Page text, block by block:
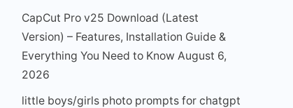
CapCut Pro v25 Download (Latest
Version) – Features, Installation Guide &
Everything You Need to Know August 6,
2026
little boys/girls photo prompts for chatgpt